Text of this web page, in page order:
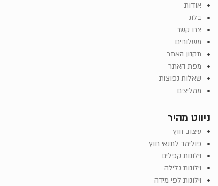
ניווט מהיר
עיצוב חוץ
פולימד לתנאי חוץ
וילונות קפלים
וילונות גלילה
וילונות לפי מידה
אודות
בלוג
צרו קשר
משלוחים
תקנון האתר
מפת האתר
שאלות נפוצות
ממליצים